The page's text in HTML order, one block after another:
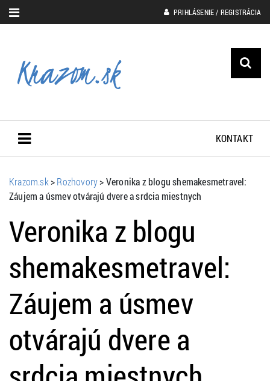
PRIHLÁSENIE / REGISTRÁCIA
KONTAKT
Krazom.sk>Rozhovory>Veronika z blogu shemakesmetravel:
Záujem a úsmev otvárajú dvere a srdcia miestnych
Veronika z blogu
shemakesmetravel:
Záujem a úsmev
otvárajú dvere a